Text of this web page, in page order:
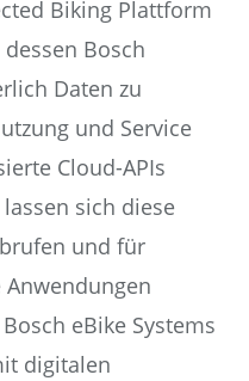
Biking Plattform
Bosch
Daten zu
und Service
Cloud-APIs
sich diese
und für
eBike Systems
digitalen